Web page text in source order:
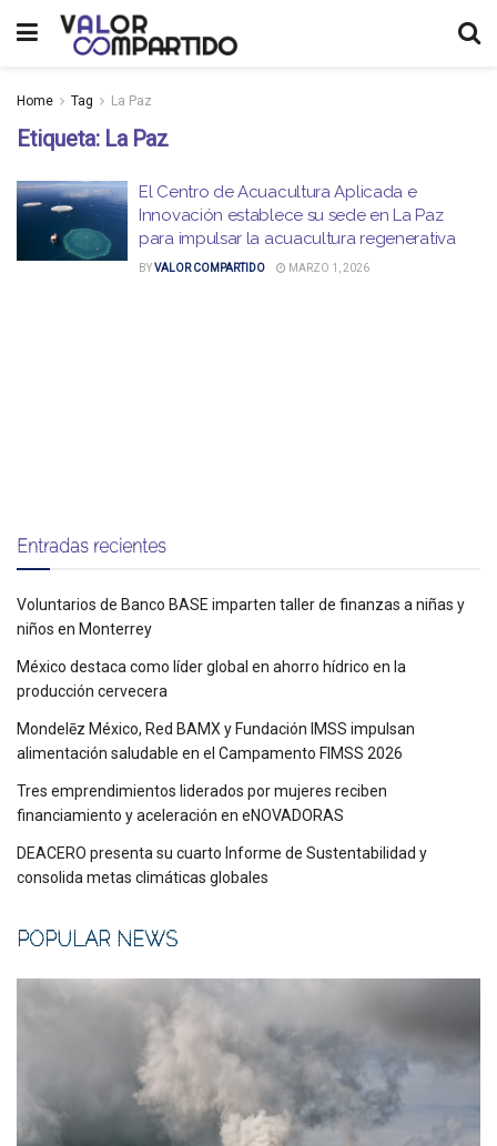
Home Tag La Paz
Etiqueta: La Paz
El Centro de Acuacultura Aplicada e
Innovación establece su sede en La Paz
para impulsar la acuacultura regenerativa
BYVALOR COMPARTIDO MARZO 1, 2026
Entradas recientes
Voluntarios de Banco BASE imparten taller de finanzas a niñas y
niños en Monterrey
México destaca como líder global en ahorro hídrico en la
producción cervecera
Mondelēz México, Red BAMX y Fundación IMSS impulsan
alimentación saludable en el Campamento FIMSS 2026
Tres emprendimientos liderados por mujeres reciben
financiamiento y aceleración en eNOVADORAS
DEACERO presenta su cuarto Informe de Sustentabilidad y
consolida metas climáticas globales
POPULAR NEWS